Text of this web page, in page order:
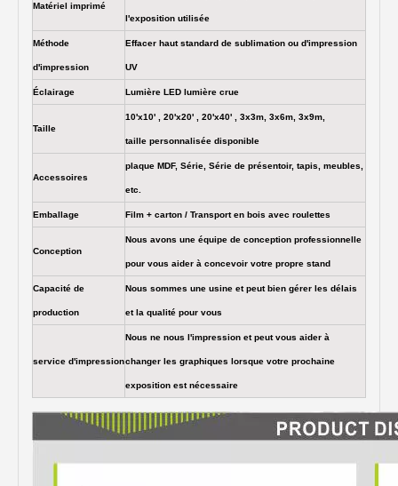
Matériel imprimé
l'exposition utilisée
Méthode
d'impression
Effacer haut standard de sublimation ou d'impression
UV
Éclairage Lumière LED lumière crue
Taille
10'x10' , 20'x20' , 20'x40' , 3x3m, 3x6m, 3x9m,
taille personnalisée disponible
Accessoires
plaque MDF, Série, Série de présentoir, tapis, meubles,
etc.
Emballage Film + carton / Transport en bois avec roulettes
Conception
Nous avons une équipe de conception professionnelle
pour vous aider à concevoir votre propre stand
Capacité de
production
Nous sommes une usine et peut bien gérer les délais
et la qualité pour vous
service d'impression
Nous ne nous l'impression et peut vous aider à
changer les graphiques lorsque votre prochaine
exposition est nécessaire